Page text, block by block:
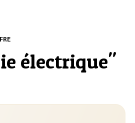
électrique"